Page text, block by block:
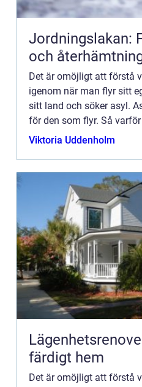
Jordningslakan:
och
Det är omöjligt att förstå
igenom när man flyr sitt
sitt land och söker asyl.
för den som flyr. Så
kan finnas flera
Viktoria Uddenholm
Lägenhetsrenovering från
färdigt hem
Det är omöjligt att förstå